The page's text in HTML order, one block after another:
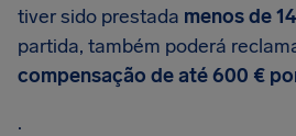
tiver sido prestada menos de
partida, também poderá
compensação de até 600 €
.